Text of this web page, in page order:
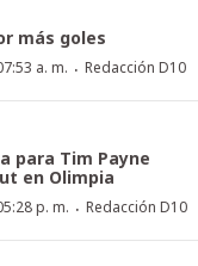
más goles
a. m. · Redacción D10
para Tim Payne
en Olimpia
p. m. · Redacción D10